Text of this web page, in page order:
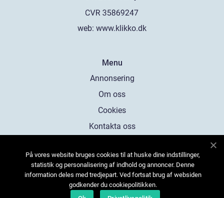
web: www.klikko.dk
Menu
Annonsering
Om oss
Cookies
Kontakta oss
På vores website bruges cookies til at huske dine indstillinger,
statistik og personalisering af indhold og annoncer. Denne
information deles med tredjepart. Ved fortsat brug af websiden
godkender du cookiepolitikken.